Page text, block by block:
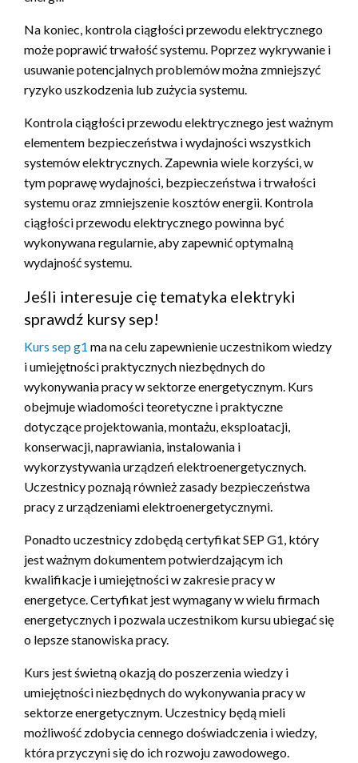
Na koniec, kontrola ciągłości przewodu elektrycznego
może poprawić trwałość systemu. Poprzez wykrywanie i
usuwanie potencjalnych problemów można zmniejszyć
ryzyko uszkodzenia lub zużycia systemu.
Kontrola ciągłości przewodu elektrycznego jest ważnym
elementem bezpieczeństwa i wydajności wszystkich
systemów elektrycznych. Zapewnia wiele korzyści, w
tym poprawę wydajności, bezpieczeństwa i trwałości
systemu oraz zmniejszenie kosztów energii. Kontrola
ciągłości przewodu elektrycznego powinna być
wykonywana regularnie, aby zapewnić optymalną
wydajność systemu.
Jeśli interesuje cię tematyka elektryki
sprawdź kursy sep!
Kurs sep g1 ma na celu zapewnienie uczestnikom wiedzy
i umiejętności praktycznych niezbędnych do
wykonywania pracy w sektorze energetycznym. Kurs
obejmuje wiadomości teoretyczne i praktyczne
dotyczące projektowania, montażu, eksploatacji,
konserwacji, naprawiania, instalowania i
wykorzystywania urządzeń elektroenergetycznych.
Uczestnicy poznają również zasady bezpieczeństwa
pracy z urządzeniami elektroenergetycznymi.
Ponadto uczestnicy zdobędą certyfikat SEP G1, który
jest ważnym dokumentem potwierdzającym ich
kwalifikacje i umiejętności w zakresie pracy w
energetyce. Certyfikat jest wymagany w wielu firmach
energetycznych i pozwala uczestnikom kursu ubiegać się
o lepsze stanowiska pracy.
Kurs jest świetną okazją do poszerzenia wiedzy i
umiejętności niezbędnych do wykonywania pracy w
sektorze energetycznym. Uczestnicy będą mieli
możliwość zdobycia cennego doświadczenia i wiedzy,
która przyczyni się do ich rozwoju zawodowego.